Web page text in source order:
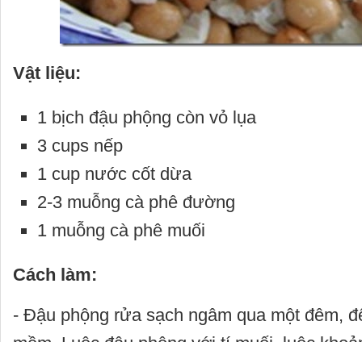
Vật liệu:
1 bịch đậu phộng còn vỏ lụa
3 cups nếp
1 cup nước cốt dừa
2-3 muỗng cà phê đường
1 muỗng cà phê muối
Cách làm:
- Đậu phộng rửa sạch ngâm qua một đêm,